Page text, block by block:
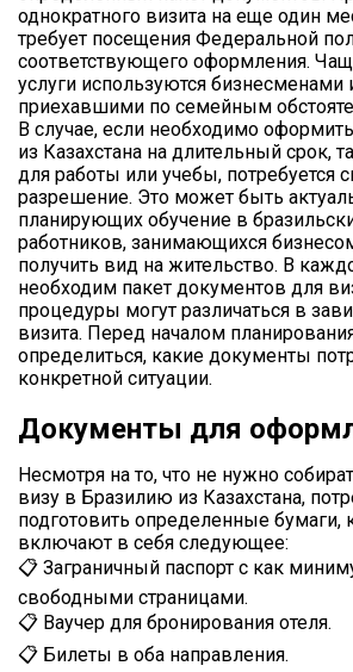
однократного визита на еще один
требует посещения Федеральной
соответствующего оформления.
услуги используются бизнесменами
приехавшими по семейным
В случае, если необходимо
из Казахстана на длительный срок,
для работы или учебы, потребуется
разрешение. Это может быть
планирующих обучение в
работников, занимающихся
получить вид на жительство. В
необходим пакет документов для
процедуры могут различаться в
визита. Перед началом
определиться, какие документы
конкретной ситуации.
Документы для
Несмотря на то, что не нужно
визу в Бразилию из Казахстана,
подготовить определенные бумаги,
включают в себя следующее:
📋 Заграничный паспорт с как
свободными страницами.
📋 Ваучер для бронирования отеля.
📋 Билеты в оба направления.